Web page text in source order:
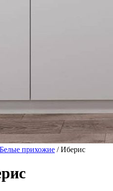
Белые прихожие / Иберис